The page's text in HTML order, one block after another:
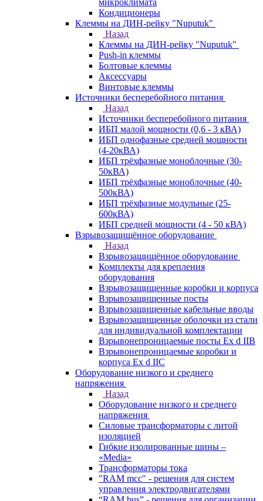
микроклимата
Кондиционеры
Клеммы на ДИН-рейку "Nuputuk"
Назад
Клеммы на ДИН-рейку "Nuputuk"
Push-in клеммы
Болтовые клеммы
Аксессуары
Винтовые клеммы
Источники бесперебойного питания
Назад
Источники бесперебойного питания
ИБП малой мощности (0,6 - 3 кВА)
ИБП однофазные средней мощности
(4-20кВА)
ИБП трёхфазные моноблочные (30-
50кВА)
ИБП трёхфазные моноблочные (40-
500кВА)
ИБП трёхфазные модульные (25-
600кВА)
ИБП средней мощности (4 - 50 кВА)
Взрывозащищённое оборудование
Назад
Взрывозащищённое оборудование
Комплекты для крепления
оборудования
Взрывозащищенные коробки и корпуса
Взрывозащищенные посты
Взрывозащищенные кабельные вводы
Взрывозащищенные оболочки из стали
для индивидуальной комплектации
Взрывонепроницаемые посты Ex d IIB
Взрывонепроницаемые коробки и
корпуса Ex d IIС
Оборудование низкого и среднего
напряжения
Назад
Оборудование низкого и среднего
напряжения
Силовые трансформаторы с литой
изоляцией
Гибкие изолированные шины –
«Media»
Трансформаторы тока
"RAM mcc" - решения для систем
управления электродвигателями